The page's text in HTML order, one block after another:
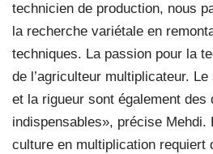
technicien de production, nous
la recherche variétale en
techniques. La passion pour la
de l’agriculteur multiplicateur.
et la rigueur sont également des
indispensables», précise Mehdi.
culture en multiplication requiert